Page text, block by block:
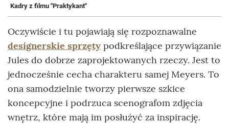
Kadry z filmu "Praktykant"
Oczywiście i tu pojawiają się rozpoznawalne
designerskie sprzęty podkreślające przywiązanie
Jules do dobrze zaprojektowanych rzeczy. Jest to
jednocześnie cecha charakteru samej Meyers. To
ona samodzielnie tworzy pierwsze szkice
koncepcyjne i podrzuca scenografom zdjęcia
wnętrz, które mają im posłużyć za inspirację.